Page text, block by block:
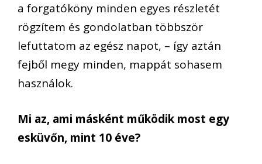
a forgatóköny minden egyes részletét
rögzítem és gondolatban többször
lefuttatom az egész napot, – így aztán
fejből megy minden, mappát sohasem
használok.
Mi az, ami másként működik most egy
esküvőn, mint 10 éve?